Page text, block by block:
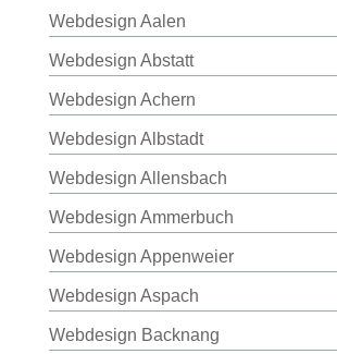
Webdesign Aalen
Webdesign Abstatt
Webdesign Achern
Webdesign Albstadt
Webdesign Allensbach
Webdesign Ammerbuch
Webdesign Appenweier
Webdesign Aspach
Webdesign Backnang